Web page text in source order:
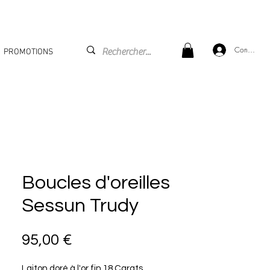
Connexion
PROMOTIONS
Boucles d'oreilles
Sessun Trudy
95,00 €